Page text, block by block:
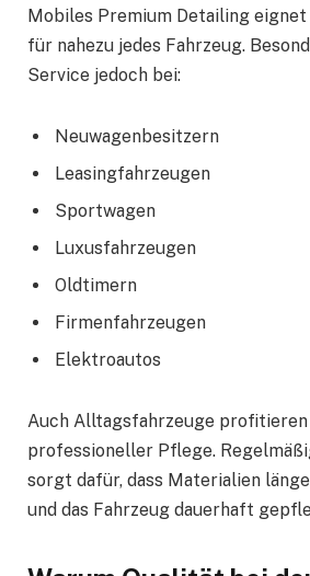
Mobiles Premium Detailing
für nahezu jedes Fahrzeug.
Service jedoch bei:
Neuwagenbesitzern
Leasingfahrzeugen
Sportwagen
Luxusfahrzeugen
Oldtimern
Firmenfahrzeugen
Elektroautos
Auch Alltagsfahrzeuge
professioneller Pflege.
sorgt dafür, dass Materialien
und das Fahrzeug dauerhaft